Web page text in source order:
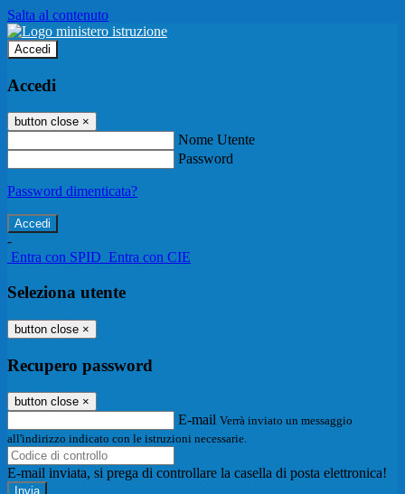
Salta al contenuto
Accedi
Accedi
button close ×
Nome Utente
Password
Password dimenticata?
-
Entra con SPID Entra con CIE
Seleziona utente
button close ×
Recupero password
button close ×
E-mail Verrà inviato un messaggio
all'indirizzo indicato con le istruzioni necessarie.
E-mail inviata, si prega di controllare la casella di posta elettronica!